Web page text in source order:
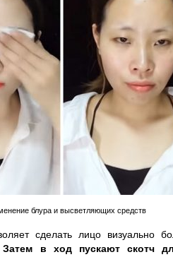
блура и высветляющих средств
сделать лицо визуально
Затем в ход пускают скотч